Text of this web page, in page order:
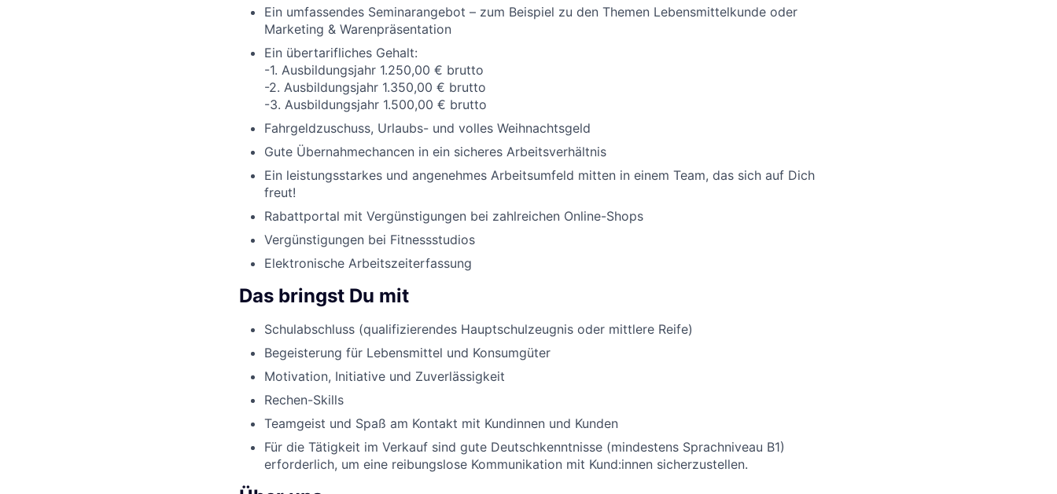
Ein umfassendes Seminarangebot – zum Beispiel zu den Themen Lebensmittelkunde oder
Marketing & Warenpräsentation
Ein übertarifliches Gehalt:
-1. Ausbildungsjahr 1.250,00 € brutto
-2. Ausbildungsjahr 1.350,00 € brutto
-3. Ausbildungsjahr 1.500,00 € brutto
Fahrgeldzuschuss, Urlaubs- und volles Weihnachtsgeld
Gute Übernahmechancen in ein sicheres Arbeitsverhältnis
Ein leistungsstarkes und angenehmes Arbeitsumfeld mitten in einem Team, das sich auf Dich
freut!
Rabattportal mit Vergünstigungen bei zahlreichen Online-Shops
Vergünstigungen bei Fitnessstudios
Elektronische Arbeitszeiterfassung
Das bringst Du mit
Schulabschluss (qualifizierendes Hauptschulzeugnis oder mittlere Reife)
Begeisterung für Lebensmittel und Konsumgüter
Motivation, Initiative und Zuverlässigkeit
Rechen-Skills
Teamgeist und Spaß am Kontakt mit Kundinnen und Kunden
Für die Tätigkeit im Verkauf sind gute Deutschkenntnisse (mindestens Sprachniveau B1)
erforderlich, um eine reibungslose Kommunikation mit Kund:innen sicherzustellen.